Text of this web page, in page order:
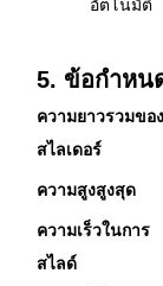
อัตโนมัติ
5. ข้อกำหน
ความยาวรวมของ
สไลเดอร์
ความสูงสูงสุด
ความเร็วในการ
สไลด์